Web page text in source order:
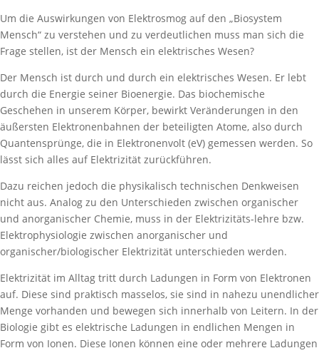
Um die Auswirkungen von Elektrosmog auf den „Biosystem
Mensch“ zu verstehen und zu verdeutlichen muss man sich die
Frage stellen, ist der Mensch ein elektrisches Wesen?
Der Mensch ist durch und durch ein elektrisches Wesen. Er lebt
durch die Energie seiner Bioenergie. Das biochemische
Geschehen in unserem Körper, bewirkt Veränderungen in den
äußersten Elektronenbahnen der beteiligten Atome, also durch
Quantensprünge, die in Elektronenvolt (eV) gemessen werden. So
lässt sich alles auf Elektrizität zurückführen.
Dazu reichen jedoch die physikalisch technischen Denkweisen
nicht aus. Analog zu den Unterschieden zwischen organischer
und anorganischer Chemie, muss in der Elektrizitäts-lehre bzw.
Elektrophysiologie zwischen anorganischer und
organischer/biologischer Elektrizität unterschieden werden.
Elektrizität im Alltag tritt durch Ladungen in Form von Elektronen
auf. Diese sind praktisch masselos, sie sind in nahezu unendlicher
Menge vorhanden und bewegen sich innerhalb von Leitern. In der
Biologie gibt es elektrische Ladungen in endlichen Mengen in
Form von Ionen. Diese Ionen können eine oder mehrere Ladungen